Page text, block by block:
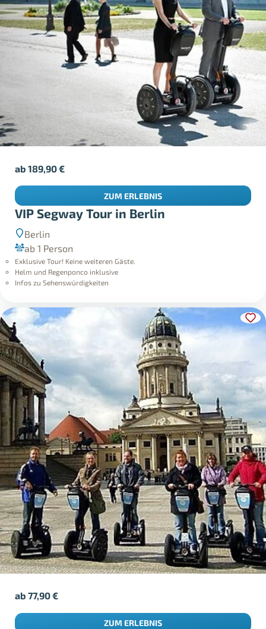
VIP Segway Tour in Berlin
Berlin
ab 1 Person
Exklusive Tour! Keine weiteren Gäste.
Helm und Regenponco inklusive
Infos zu Sehenswürdigkeiten
ab189,90€
ZUM ERLEBNIS
ab77,90€
ZUM ERLEBNIS